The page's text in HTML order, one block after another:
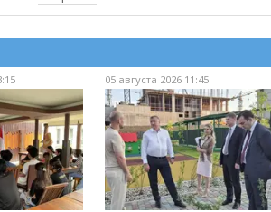
05 августа 2026 11:45